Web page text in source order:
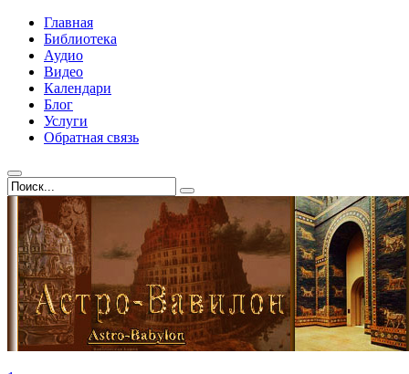
Главная
Библиотека
Аудио
Видео
Календари
Блог
Услуги
Обратная связь